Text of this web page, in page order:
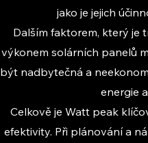
jako je jejich
Dalším faktorem, který je
výkonem solárních panelů
být nadbytečná a
energie
Celkově je Watt peak
efektivity. Při plánování a